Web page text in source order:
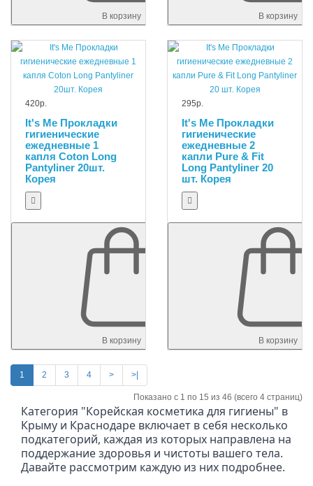
В корзину В корзину
420р.
It's Me Прокладки
гигиенические
ежедневные 1
капля Coton Long
Pantyliner 20шт.
Корея
В корзину
295р.
It's Me Прокладки
гигиенические
ежедневные 2
капли Pure & Fit
Long Pantyliner 20
шт. Корея
В корзину
1 2 3 4 > >|
Показано с 1 по 15 из 46 (всего 4 страниц)
Категория "Корейская косметика для гигиены" в
Крыму и Краснодаре включает в себя несколько
подкатегорий, каждая из которых направлена на
поддержание здоровья и чистоты вашего тела.
Давайте рассмотрим каждую из них подробнее.